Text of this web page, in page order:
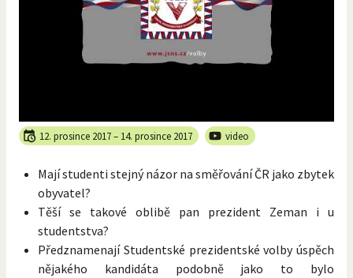
12. prosince 2017– 14. prosince 2017 video
Mají studenti stejný názor na směřování ČR jako zbytek
obyvatel?
Těší se takové oblibě pan prezident Zeman i u
studentstva?
Předznamenají Studentské prezidentské volby úspěch
nějakého kandidáta podobně jako to bylo